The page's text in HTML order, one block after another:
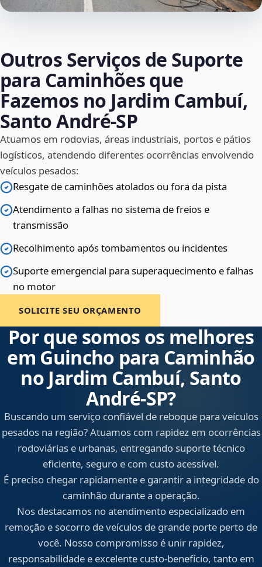
Outros Serviços de Suporte
para Caminhões que
Fazemos no Jardim Cambuí,
Santo André‑SP
Atuamos em rodovias, áreas industriais, portos e pátios
logísticos, atendendo diferentes ocorrências envolvendo
veículos pesados:
Resgate de caminhões atolados ou fora da pista
Atendimento a falhas no sistema de freios e
transmissão
Recolhimento após tombamentos ou incidentes
Suporte emergencial para superaquecimento e falhas
no motor
SOLICITE SEU ORÇAMENTO
Por que somos os melhores
em Guincho para Caminhão
no Jardim Cambuí, Santo
André‑SP?
Buscando um serviço confiável de reboque para veículos
pesados na região? Atuamos com rapidez em ocorrências
rodoviárias e urbanas, entregando suporte técnico
eficiente, seguro e com custo acessível.
É preciso chegar rapidamente e garantir a integridade do
caminhão durante a operação.
Nos destacamos no atendimento especializado em
remoção e socorro de veículos de grande porte perto de
você. Nosso compromisso é unir rapidez,
responsabilidade e excelente custo-benefício, tanto em